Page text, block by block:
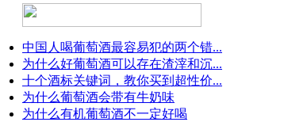
中国人喝葡萄酒最容易犯的两个错...
为什么好葡萄酒可以存在渣滓和沉...
十个酒标关键词，教你买到超性价...
为什么葡萄酒会带有牛奶味
为什么有机葡萄酒不一定好喝